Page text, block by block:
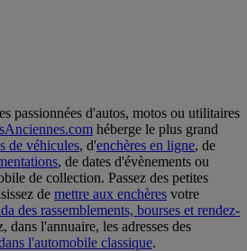
passionnées d'autos, motos ou utilitaires
héberge le plus grand
de véhicules, d'enchères en ligne, de
, de dates d'évènements ou
de collection. Passez des petites
de mettre aux enchères votre
des rassemblements, bourses et rendez-
dans l'annuaire, les adresses des
l'automobile classique.